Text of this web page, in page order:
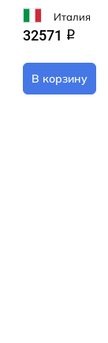
7070-01-C9
Италия
32571 q
В корзину